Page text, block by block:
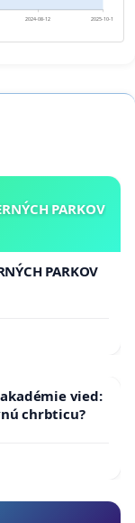
2024-08-12 2025-10-13
PARKOV
PARKOV
vied:
chrbticu?